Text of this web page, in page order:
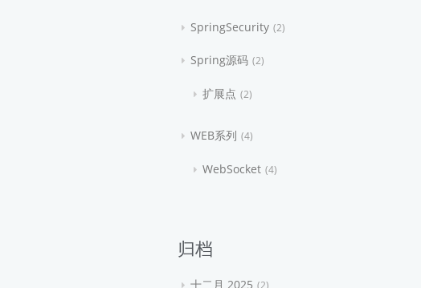
SpringSecurity 2
Spring源码 2
扩展点 2
WEB系列 4
WebSocket 4
归档
十二月 2025 2